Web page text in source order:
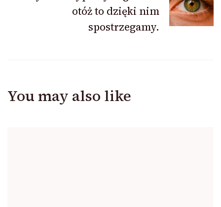
otóż to dzięki nim
spostrzegamy.
You may also like